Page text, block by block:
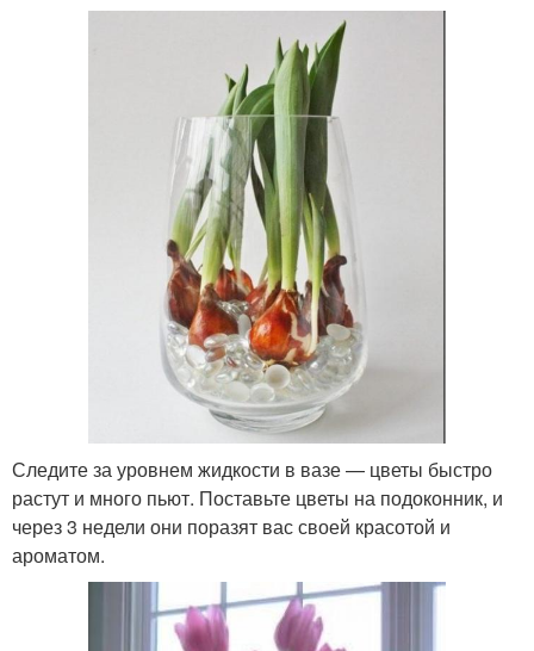
Следите за уровнем жидкости в вазе — цветы быстро
растут и много пьют. Поставьте цветы на подоконник, и
через 3 недели они поразят вас своей красотой и
ароматом.